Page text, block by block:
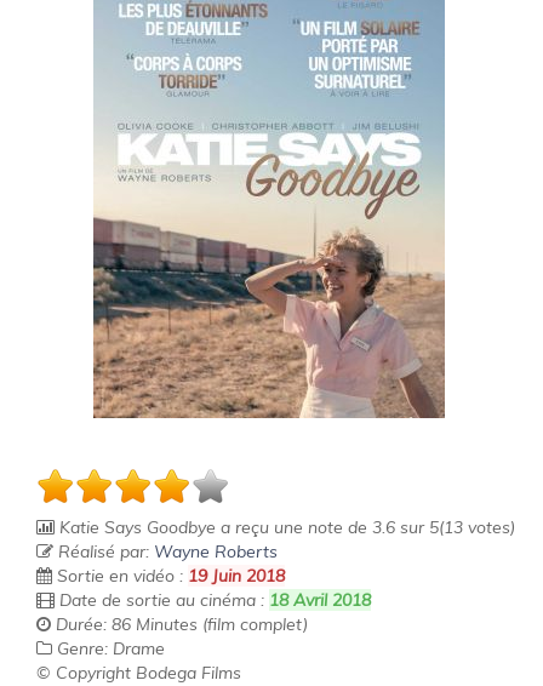
Katie Says Goodbye a reçu une note de 3.6 sur 5(13 votes)
Réalisé par: Wayne Roberts
Sortie en vidéo : 19 Juin 2018
Date de sortie au cinéma : 18 Avril 2018
Durée: 86 Minutes (film complet)
Genre: Drame
© Copyright Bodega Films